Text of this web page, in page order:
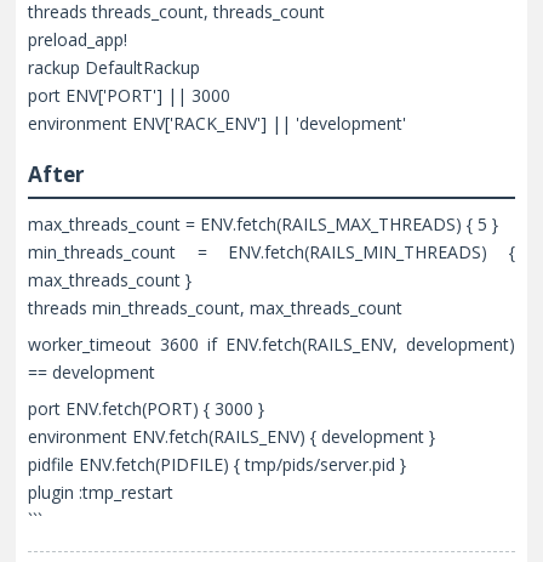
threads threads_count, threads_count
preload_app!
rackup DefaultRackup
port ENV['PORT'] || 3000
environment ENV['RACK_ENV'] || 'development'
After
max_threads_count = ENV.fetch(RAILS_MAX_THREADS) { 5 }
min_threads_count = ENV.fetch(RAILS_MIN_THREADS) {
max_threads_count }
threads min_threads_count, max_threads_count
worker_timeout 3600 if ENV.fetch(RAILS_ENV, development)
== development
port ENV.fetch(PORT) { 3000 }
environment ENV.fetch(RAILS_ENV) { development }
pidfile ENV.fetch(PIDFILE) { tmp/pids/server.pid }
plugin :tmp_restart
```